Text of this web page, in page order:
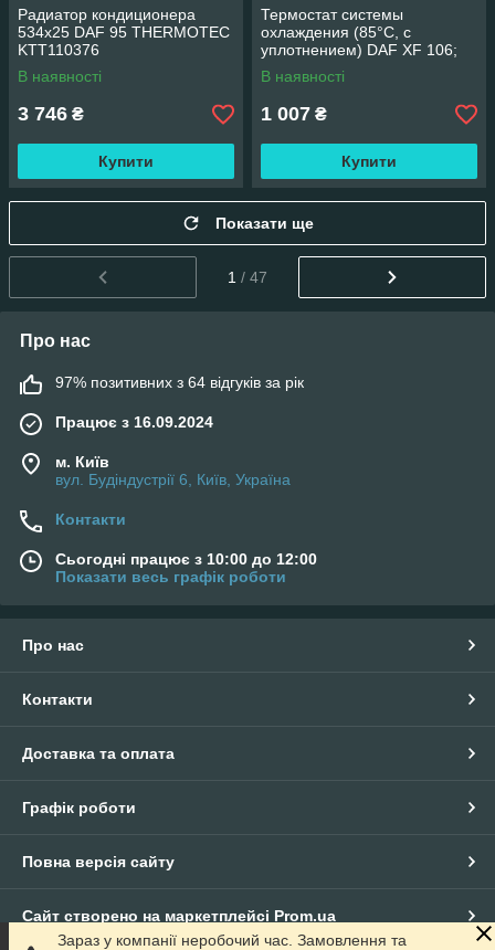
Радиатор кондиционера
534x25 DAF 95 THERMOTEC
KTT110376
В наявності
3 746 ₴
Купити
Термостат системы
охлаждения (85°C, с
уплотнением) DAF XF 106;
JOHN DEERE THERMOTEC
D2DA007TT
В наявності
1 007 ₴
Купити
Показати ще
1 / 47
Про нас
97% позитивних з 64 відгуків за рік
Працює з 16.09.2024
м. Київ
вул. Будіндустрії 6, Київ, Україна
Контакти
Сьогодні працює з 10:00 до 12:00
Показати весь графік роботи
Про нас
Контакти
Доставка та оплата
Графік роботи
Повна версія сайту
Сайт створено на маркетплейсі Prom.ua
Зараз у компанії неробочий час. Замовлення та